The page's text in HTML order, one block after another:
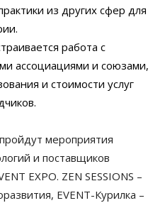
из других сфер для
работа с
ассоциациями и союзами,
и стоимости услуг
мероприятия
и поставщиков
EXPO. ZEN SESSIONS –
EVENT-Курилка –